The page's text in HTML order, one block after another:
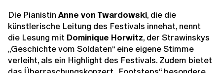
Die Pianistin Anne von Twardowski, die die
künstlerische Leitung des Festivals innehat, nennt
die Lesung mit Dominique Horwitz, der Strawinskys
„Geschichte vom Soldaten“ eine eigene Stimme
verleiht, als ein Highlight des Festivals. Zudem bietet